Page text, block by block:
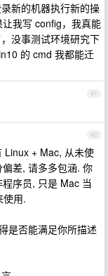
新的机器执行新的操
我写 config，我真能
没事测试环境研究下
的 cmd 我都能迁
41
42
Linux + Mac, 从未使
差, 请多多包涵. 你
序员, 只是 Mac 当
使用.
是否能满足你所描述